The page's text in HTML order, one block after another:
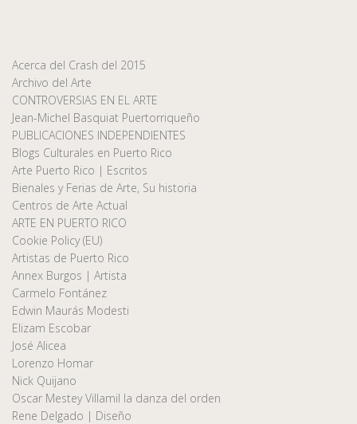
Acerca del Crash del 2015
Archivo del Arte
CONTROVERSIAS EN EL ARTE
Jean-Michel Basquiat Puertorriqueño
PUBLICACIONES INDEPENDIENTES
Blogs Culturales en Puerto Rico
Arte Puerto Rico | Escritos
Bienales y Ferias de Arte, Su historia
Centros de Arte Actual
ARTE EN PUERTO RICO
Cookie Policy (EU)
Artistas de Puerto Rico
Annex Burgos | Artista
Carmelo Fontánez
Edwin Maurás Modesti
Elizam Escobar
José Alicea
Lorenzo Homar
Nick Quijano
Oscar Mestey Villamil la danza del orden
Rene Delgado | Diseño